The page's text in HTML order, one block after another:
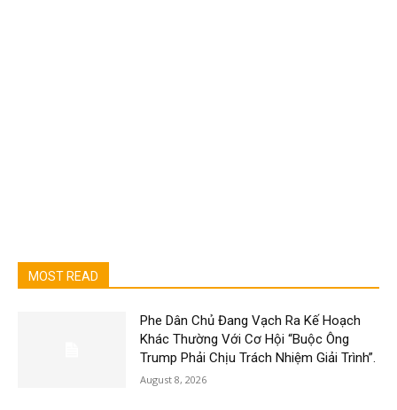
MOST READ
Phe Dân Chủ Đang Vạch Ra Kế Hoạch
Khác Thường Với Cơ Hội “Buộc Ông
Trump Phải Chịu Trách Nhiệm Giải Trình”.
August 8, 2026